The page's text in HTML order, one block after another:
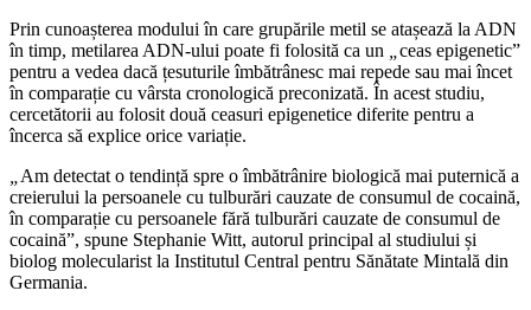
Prin cunoașterea modului în care grupările metil se atașează la ADN
în timp, metilarea ADN-ului poate fi folosită ca un
ceas epigenetic”
pentru a vedea dacă țesuturile îmbătrânesc mai repede sau mai încet
în comparație cu vârsta cronologică preconizată. În acest studiu,
cercetătorii au folosit două ceasuri epigenetice diferite pentru a
încerca să explice orice variație.
Am detectat o tendință spre o îmbătrânire biologică mai puternică a
creierului la persoanele cu tulburări cauzate de consumul de cocaină,
în comparație cu persoanele fără tulburări cauzate de consumul de
cocaină”, spune Stephanie Witt, autorul principal al studiului și
biolog molecularist la Institutul Central pentru Sănătate Mintală din
Germania.